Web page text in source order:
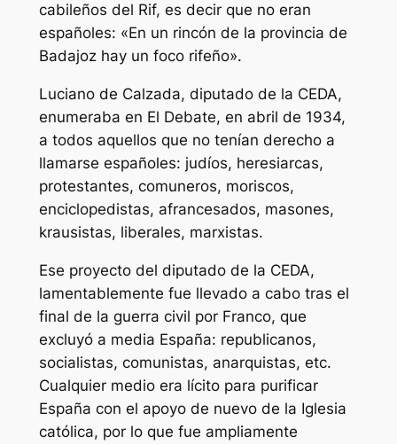
cabileños del Rif, es decir que no eran
españoles: «En un rincón de la provincia de
Badajoz hay un foco rifeño».
Luciano de Calzada, diputado de la CEDA,
enumeraba en El Debate, en abril de 1934,
a todos aquellos que no tenían derecho a
llamarse españoles: judíos, heresiarcas,
protestantes, comuneros, moriscos,
enciclopedistas, afrancesados, masones,
krausistas, liberales, marxistas.
Ese proyecto del diputado de la CEDA,
lamentablemente fue llevado a cabo tras el
final de la guerra civil por Franco, que
excluyó a media España: republicanos,
socialistas, comunistas, anarquistas, etc.
Cualquier medio era lícito para purificar
España con el apoyo de nuevo de la Iglesia
católica, por lo que fue ampliamente